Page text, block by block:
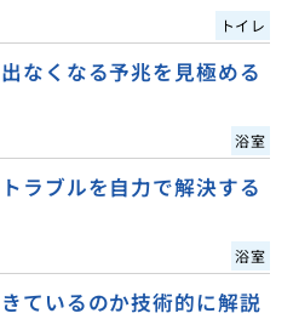
トイレ
なくなる予兆を見極める
浴室
ラブルを自力で解決する
浴室
ているのか技術的に解説